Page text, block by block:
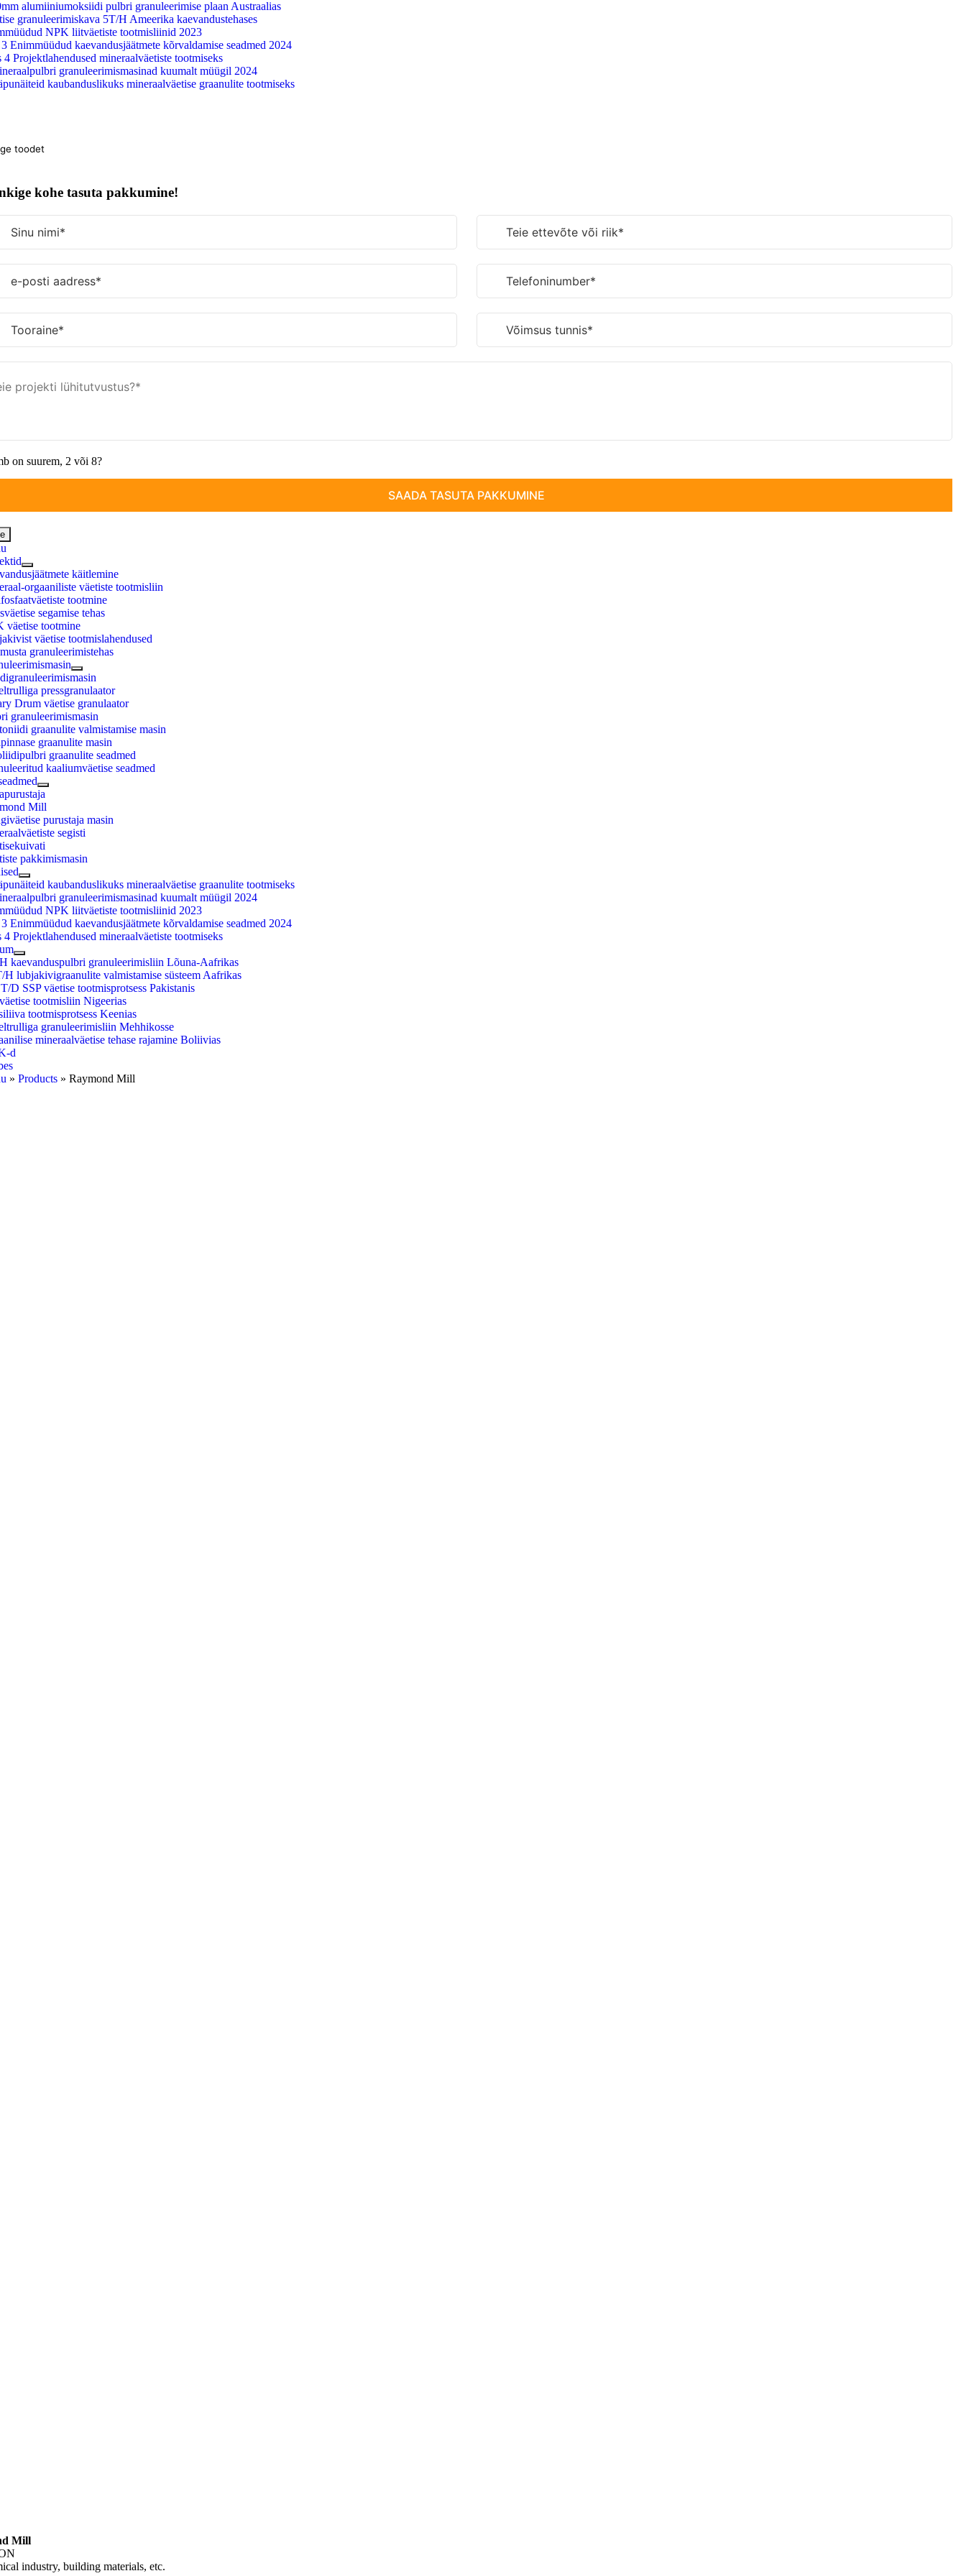
Mine
sisu
juurde
alumiiniumoksiidi pulbri granuleerimise plaan Austraalias
granuleerimiskava 5T/H Ameerika kaevandustehases
NPK liitväetiste tootmisliinid 2023
Enimmüüdud kaevandusjäätmete kõrvaldamise seadmed 2024
4 Projektlahendused mineraalväetiste tootmiseks
granuleerimismasinad kuumalt müügil 2024
kaubanduslikuks mineraalväetise graanulite tootmiseks
kohe tasuta pakkumine!
on suurem, 2 või 8?
käitlemine
orgaaniliste väetiste tootmisliin
tootmine
segamise tehas
väetise tootmine
väetise tootmislahendused
granuleerimistehas
pressgranulaator
Drum väetise granulaator
granuleerimismasin
graanulite valmistamise masin
graanulite masin
graanulite seadmed
kaaliumväetise seadmed
Mill
purustaja masin
segisti
pakkimismasin
kaubanduslikuks mineraalväetise graanulite tootmiseks
granuleerimismasinad kuumalt müügil 2024
NPK liitväetiste tootmisliinid 2023
Enimmüüdud kaevandusjäätmete kõrvaldamise seadmed 2024
4 Projektlahendused mineraalväetiste tootmiseks
kaevanduspulbri granuleerimisliin Lõuna-Aafrikas
H lubjakivigraanulite valmistamise süsteem Aafrikas
D SSP väetise tootmisprotsess Pakistanis
tootmisliin Nigeerias
tootmisprotsess Keenias
granuleerimisliin Mehhikosse
mineraalväetise tehase rajamine Boliivias
d
» Products » Raymond Mill
Mill
industry,building materials,etc.